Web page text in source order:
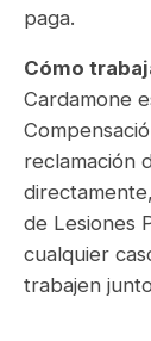
paga.
Cómo
Cardamone
reclamación
de Lesiones
cualquier
trabajen